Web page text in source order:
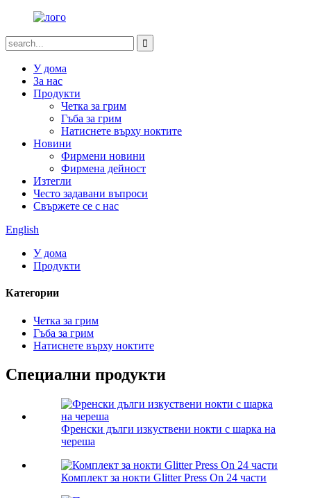
У дома
За нас
Продукти
Четка за грим
Гъба за грим
Натиснете върху ноктите
Новини
Фирмени новини
Фирмена дейност
Изтегли
Често задавани въпроси
Свържете се с нас
English
У дома
Продукти
Категории
Четка за грим
Гъба за грим
Натиснете върху ноктите
Специални продукти
Френски дълги изкуствени нокти с шарка на
череша
Комплект за нокти Glitter Press On 24 части